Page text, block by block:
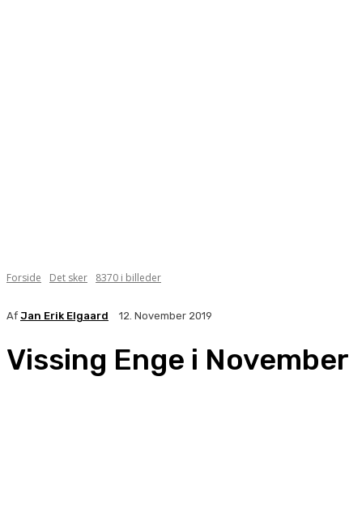
Forside Det sker 8370 i billeder
Af Jan Erik Elgaard 12. November 2019
Vissing Enge i November